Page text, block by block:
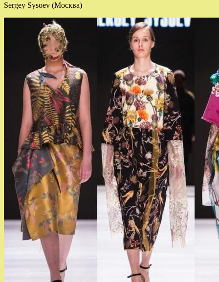
Sergey Sysoev (Москва)